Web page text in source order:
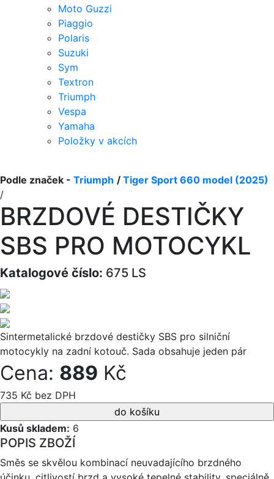
Moto Guzzi
Piaggio
Polaris
Suzuki
Sym
Textron
Triumph
Vespa
Yamaha
Položky v akcích
Podle značek - Triumph / Tiger Sport 660 model (2025)
/
BRZDOVÉ DESTIČKY
SBS PRO MOTOCYKL
Katalogové číslo: 675 LS
Sintermetalické brzdové destičky SBS pro silniční
motocykly na zadní kotouč. Sada obsahuje jeden pár
Cena: 889 Kč
735 Kč bez DPH
Kusů skladem: 6
POPIS ZBOŽÍ
Směs se skvělou kombinací neuvadajícího brzdného